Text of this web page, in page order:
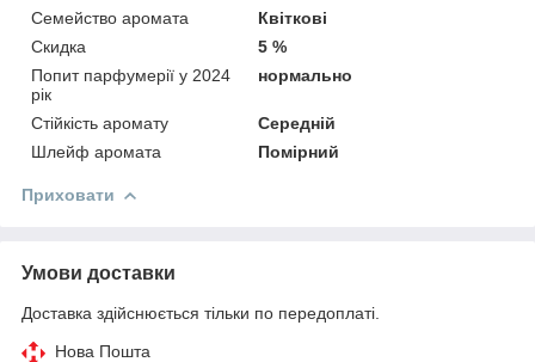
Семейство аромата
Квіткові
Скидка
5 %
Попит парфумерії у 2024
рік
нормально
Стійкість аромату
Середній
Шлейф аромата
Помірний
Приховати
Умови доставки
Доставка здійснюється тільки по передоплаті.
Нова Пошта